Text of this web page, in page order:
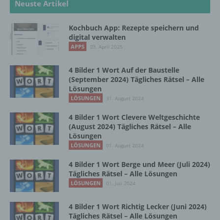
Neuste Artikel
Kochbuch App: Rezepte speichern und
digital verwalten
APPS 03. April 2025
4 Bilder 1 Wort Auf der Baustelle
(September 2024) Tägliches Rätsel – Alle
Lösungen
LÖSUNGEN 31. August 2024
4 Bilder 1 Wort Clevere Weltgeschichte
(August 2024) Tägliches Rätsel – Alle
Lösungen
LÖSUNGEN 01. August 2024
4 Bilder 1 Wort Berge und Meer (Juli 2024)
Tägliches Rätsel – Alle Lösungen
LÖSUNGEN 01. Juli 2024
4 Bilder 1 Wort Richtig Lecker (Juni 2024)
Tägliches Rätsel – Alle Lösungen
Empfänger ist eine natürliche oder juristische
Person, Behörde, Einrichtung oder andere
offengelegt werden, unabhängig davon, ob
es sich bei ihr um einen Dritten handelt oder
nicht. Behörden, die im Rahmen eines
bestimmten Untersuchungsauftrags nach
dem Unionsrecht oder dem Recht der
Mitgliedstaaten möglicherweise
personenbezogene Daten erhalten, gelten
jedoch nicht als Empfänger.
j) Dritter
Person, Behörde, Einrichtung oder andere
Stelle außer der betroffenen Person, dem